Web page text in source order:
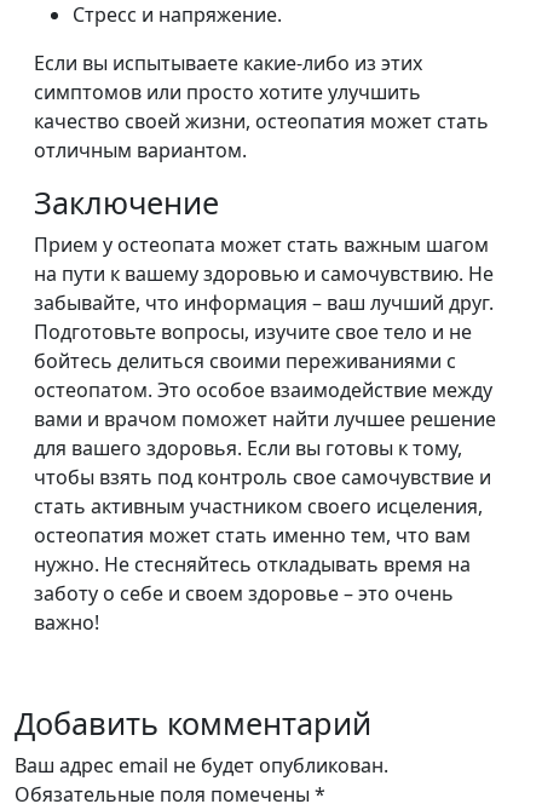
Стресс и напряжение.
Если вы испытываете какие-либо из этих
симптомов или просто хотите улучшить
качество своей жизни, остеопатия может стать
отличным вариантом.
Заключение
Прием у остеопата может стать важным шагом
на пути к вашему здоровью и самочувствию. Не
забывайте, что информация – ваш лучший друг.
Подготовьте вопросы, изучите свое тело и не
бойтесь делиться своими переживаниями с
остеопатом. Это особое взаимодействие между
вами и врачом поможет найти лучшее решение
для вашего здоровья. Если вы готовы к тому,
чтобы взять под контроль свое самочувствие и
стать активным участником своего исцеления,
остеопатия может стать именно тем, что вам
нужно. Не стесняйтесь откладывать время на
заботу о себе и своем здоровье – это очень
важно!
Добавить комментарий
Ваш адрес email не будет опубликован.
Обязательные поля помечены *